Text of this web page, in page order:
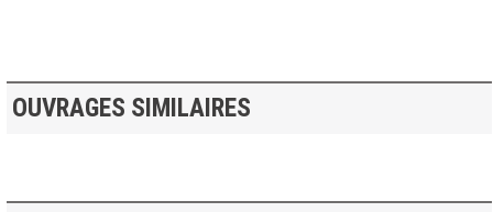
OUVRAGES SIMILAIRES